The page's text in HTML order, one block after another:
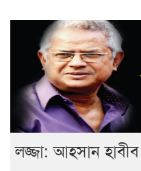
লজ্জা: আহসান হাবীব